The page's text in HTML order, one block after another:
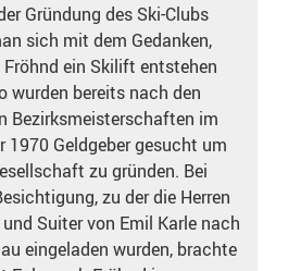
Gründung des Ski-Clubs
sich mit dem Gedanken,
ein Skilift entstehen
wurden bereits nach den
Bezirksmeisterschaften im
1970 Geldgeber gesucht um
zu gründen. Bei
zu der die Herren
und Suiter von Emil Karle nach
eingeladen wurden, brachte